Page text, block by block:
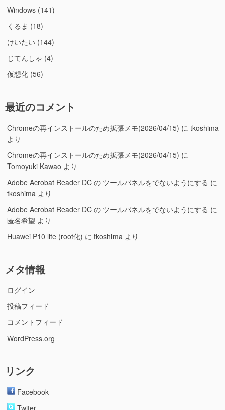
Windows (141)
くるま (18)
けいたい (144)
じてんしゃ (4)
仮想化 (56)
最近のコメント
Chromeの再インストールのため拡張メモ(2026/04/15) に tkoshima
より
Chromeの再インストールのため拡張メモ(2026/04/15) に
Tomoyuki Kawao より
Adobe Acrobat Reader DC の ツールパネルをでないようにする に
tkoshima より
Adobe Acrobat Reader DC の ツールパネルをでないようにする に
匿名希望 より
Huawei P10 lite (root化) に tkoshima より
メタ情報
ログイン
投稿フィード
コメントフィード
WordPress.org
リンク
Facebook
Twiter